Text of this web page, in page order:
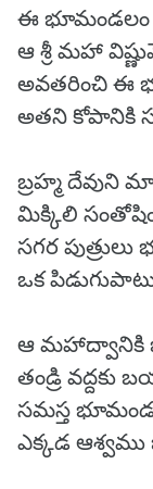
ఈ భూమండలం
ఆ శ్రీ మహా
అవతరించి ఈ
అతని కోపానికి
బ్రహ్మ దేవుని
మిక్కిలి
సగర
ఒక
ఆ మహాద్వానికి
తండ్రి వద్దకు
సమస్త
ఎక్కడ ఆశ్వము